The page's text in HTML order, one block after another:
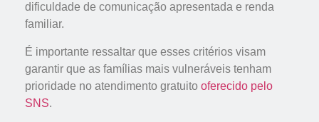
dificuldade de comunicação apresentada e renda
familiar.
É importante ressaltar que esses critérios visam
garantir que as famílias mais vulneráveis tenham
prioridade no atendimento gratuito oferecido pelo
SNS.